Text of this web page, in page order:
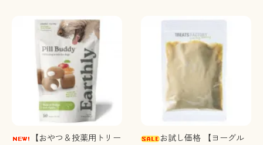
【おやつ＆投薬用トリー
お試し価格 【ヨーグル